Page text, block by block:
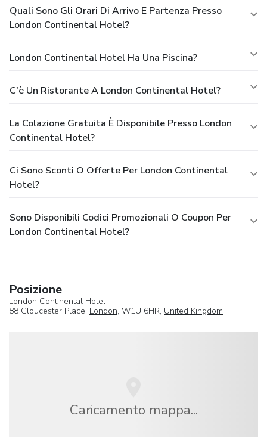
Quali Sono Gli Orari Di Arrivo E Partenza Presso
London Continental Hotel?
London Continental Hotel Ha Una Piscina?
C'è Un Ristorante A London Continental Hotel?
La Colazione Gratuita È Disponibile Presso London
Continental Hotel?
Ci Sono Sconti O Offerte Per London Continental
Hotel?
Sono Disponibili Codici Promozionali O Coupon Per
London Continental Hotel?
Posizione
London Continental Hotel
88 Gloucester Place, London, W1U 6HR, United Kingdom
Caricamento mappa...